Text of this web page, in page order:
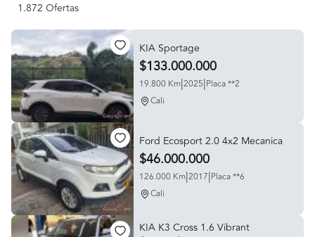
1.872 Ofertas
KIA Sportage
$133.000.000
19.800 Km|2025|Placa **2
Cali
Ford Ecosport 2.0 4x2 Mecanica
$46.000.000
126.000 Km|2017|Placa **6
Cali
KIA K3 Cross 1.6 Vibrant